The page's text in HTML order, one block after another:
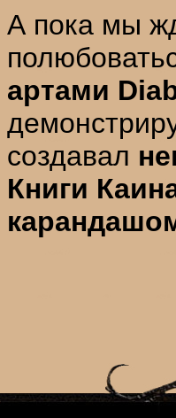
А пока мы
артами
создавал
Книги